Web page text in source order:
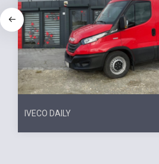
IVECO DAILY